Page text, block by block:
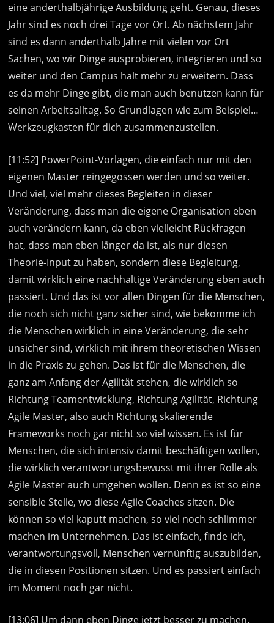
eine anderthalbjährige Ausbildung geht. Genau, dieses
Jahr sind es noch drei Tage vor Ort. Ab nächstem Jahr
sind es dann anderthalb Jahre mit vielen vor Ort
Sachen, wo wir Dinge ausprobieren, integrieren und so
weiter und den Campus halt mehr zu erweitern. Dass
es da mehr Dinge gibt, die man auch benutzen kann für
seinen Arbeitsalltag. So Grundlagen wie zum Beispiel…
Werkzeugkasten für dich zusammenzustellen.
[11:52] PowerPoint-Vorlagen, die einfach nur mit den
eigenen Master reingegossen werden und so weiter.
Und viel, viel mehr dieses Begleiten in dieser
Veränderung, dass man die eigene Organisation eben
auch verändern kann, da eben vielleicht Rückfragen
hat, dass man eben länger da ist, als nur diesen
Theorie-Input zu haben, sondern diese Begleitung,
damit wirklich eine nachhaltige Veränderung eben auch
passiert. Und das ist vor allen Dingen für die Menschen,
die noch sich nicht ganz sicher sind, wie bekomme ich
die Menschen wirklich in eine Veränderung, die sehr
unsicher sind, wirklich mit ihrem theoretischen Wissen
in die Praxis zu gehen. Das ist für die Menschen, die
ganz am Anfang der Agilität stehen, die wirklich so
Richtung Teamentwicklung, Richtung Agilität, Richtung
Agile Master, also auch Richtung skalierende
Frameworks noch gar nicht so viel wissen. Es ist für
Menschen, die sich intensiv damit beschäftigen wollen,
die wirklich verantwortungsbewusst mit ihrer Rolle als
Agile Master auch umgehen wollen. Denn es ist so eine
sensible Stelle, wo diese Agile Coaches sitzen. Die
können so viel kaputt machen, so viel noch schlimmer
machen im Unternehmen. Das ist einfach, finde ich,
verantwortungsvoll, Menschen vernünftig auszubilden,
die in diesen Positionen sitzen. Und es passiert einfach
im Moment noch gar nicht.
[13:06] Um dann eben Dinge jetzt besser zu machen.